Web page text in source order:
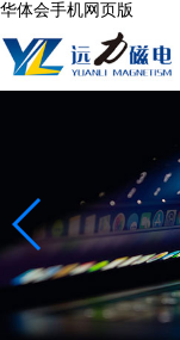
华体会手机网页版